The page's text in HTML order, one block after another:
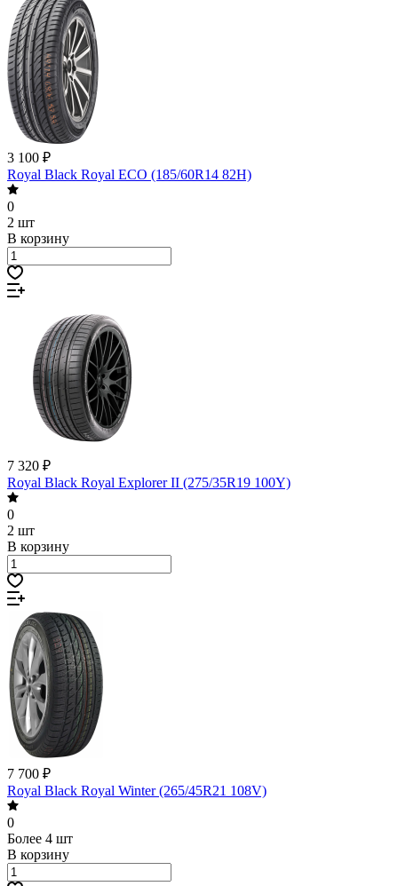
3 100 ₽
Royal Black Royal ECO (185/60R14 82H)
0
2 шт
В корзину
7 320 ₽
Royal Black Royal Explorer II (275/35R19 100Y)
0
2 шт
В корзину
7 700 ₽
Royal Black Royal Winter (265/45R21 108V)
0
Более 4 шт
В корзину